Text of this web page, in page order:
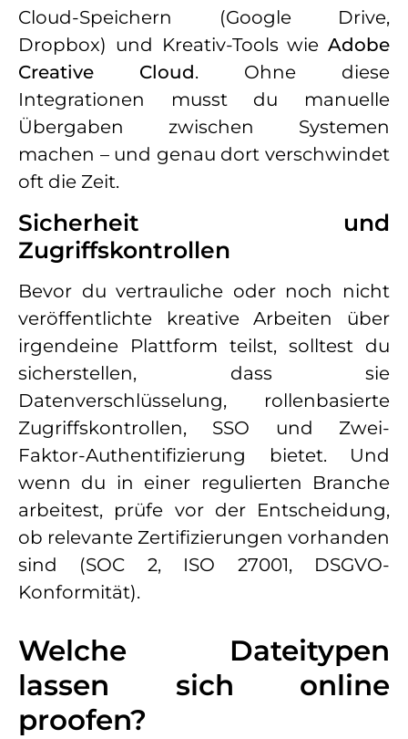
Cloud-Speichern (Google Drive,
Dropbox) und Kreativ-Tools wie Adobe
Creative Cloud. Ohne diese
Integrationen musst du manuelle
Übergaben zwischen Systemen
machen – und genau dort verschwindet
oft die Zeit.
Sicherheit und
Zugriffskontrollen
Bevor du vertrauliche oder noch nicht
veröffentlichte kreative Arbeiten über
irgendeine Plattform teilst, solltest du
sicherstellen, dass sie
Datenverschlüsselung, rollenbasierte
Zugriffskontrollen, SSO und Zwei-
Faktor-Authentifizierung bietet. Und
wenn du in einer regulierten Branche
arbeitest, prüfe vor der Entscheidung,
ob relevante Zertifizierungen vorhanden
sind (SOC 2, ISO 27001, DSGVO-
Konformität).
Welche Dateitypen
lassen sich online
proofen?